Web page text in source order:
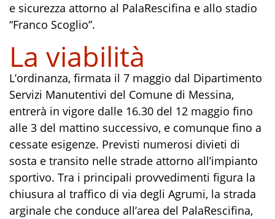
e sicurezza attorno al PalaRescifina e allo stadio
“Franco Scoglio”.
La viabilità
L’ordinanza, firmata il 7 maggio dal Dipartimento
Servizi Manutentivi del Comune di Messina,
entrerà in vigore dalle 16.30 del 12 maggio fino
alle 3 del mattino successivo, e comunque fino a
cessate esigenze. Previsti numerosi divieti di
sosta e transito nelle strade attorno all’impianto
sportivo. Tra i principali provvedimenti figura la
chiusura al traffico di via degli Agrumi, la strada
arginale che conduce all’area del PalaRescifina,